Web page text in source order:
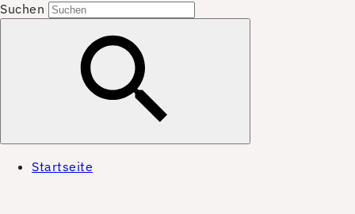
Suchen
Startseite